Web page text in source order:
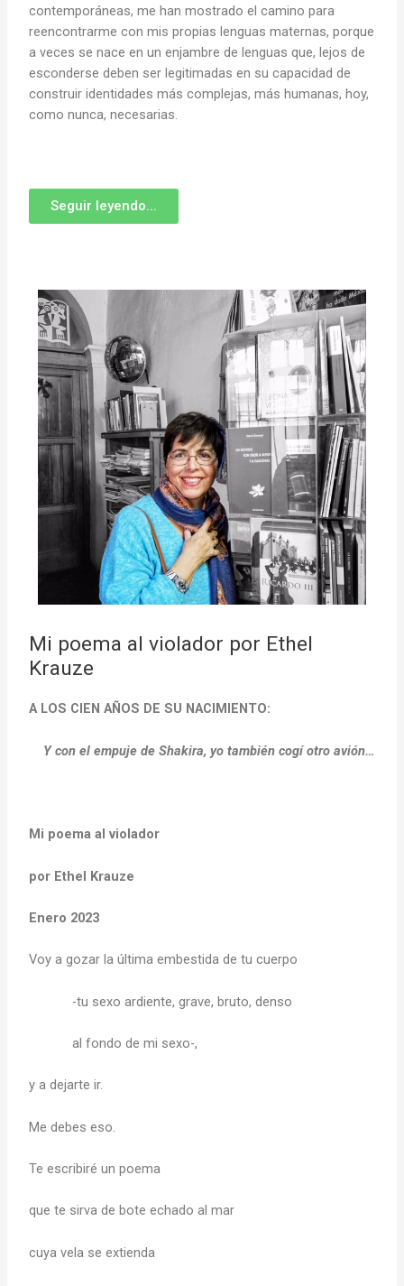
contemporáneas, me han mostrado el camino para
reencontrarme con mis propias lenguas maternas, porque
a veces se nace en un enjambre de lenguas que, lejos de
esconderse deben ser legitimadas en su capacidad de
construir identidades más complejas, más humanas, hoy,
como nunca, necesarias.
Seguir leyendo...
Mi poema al violador por Ethel
Krauze
A LOS CIEN AÑOS DE SU NACIMIENTO:
Y con el empuje de Shakira, yo también cogí otro avión…
Mi poema al violador
por Ethel Krauze
Enero 2023
Voy a gozar la última embestida de tu cuerpo
-tu sexo ardiente, grave, bruto, denso
al fondo de mi sexo-,
y a dejarte ir.
Me debes eso.
Te escribiré un poema
que te sirva de bote echado al mar
cuya vela se extienda